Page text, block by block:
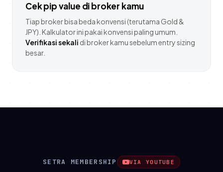
Cek pip value di broker kamu
Tiap broker bisa beda konvensi (terutama Gold &
JPY). Kalkulator ini pakai konvensi paling umum.
Verifikasi sekali di broker kamu sebelum entry sizing
besar.
SETRA MEMBERSHIP VIA YOUTUBE